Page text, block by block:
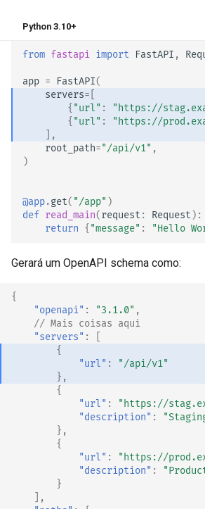
Python 3.10+
from fastapi import FastAPI ,
app = FastAPI(
servers=
{ "url" : "https://
{ "url" : "https://
],
root_path="/api/v1" ,
)
@app.get( "/app" )
def read_main(request : Request ):
return { "message" : "Hello
Gerará um OpenAPI schema como:
{
"openapi" : "3.1.0" ,
// Mais coisas aqui
"servers" :
{
"url" :
"/api/v1"
},
{
"url" : "https://
"description" :
},
{
"url" : "https://
"description" :
}
],